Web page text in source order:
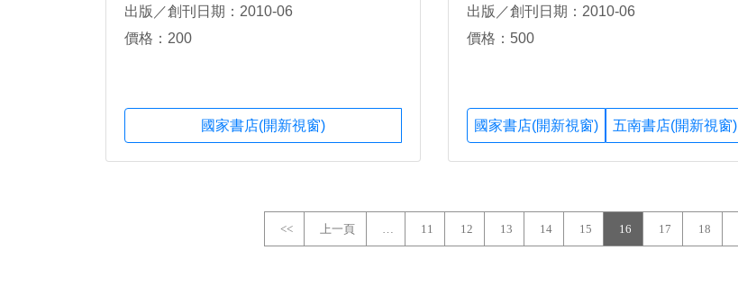
出版／創刊日期：2010-06
價格：200
國家書店(開新視窗)
出版／創刊日期：2010-06
價格：500
國家書店(開新視窗) 五南書店(開新視窗)
<< 上一頁 11 12 13 14 15 16 17 18